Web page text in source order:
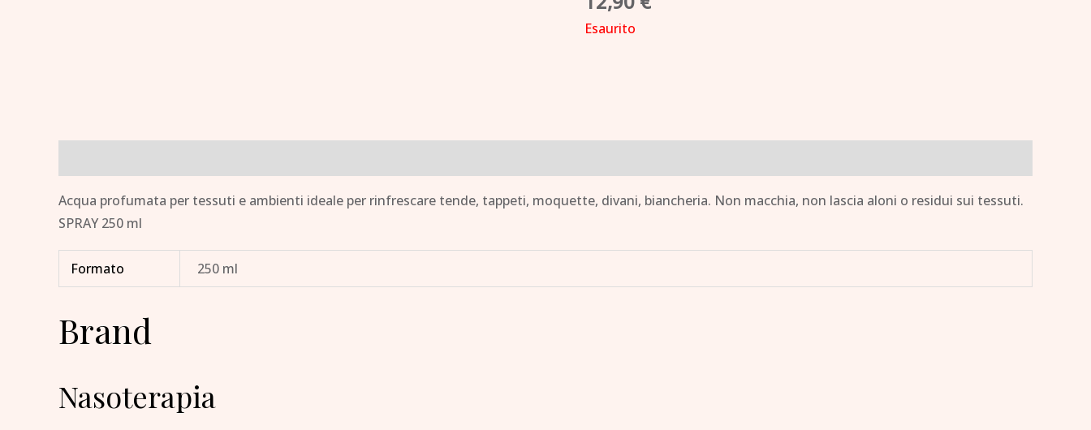
Esaurito
Acqua profumata per tessuti e ambienti ideale per rinfrescare tende, tappeti, moquette, divani, biancheria. Non macchia, non lascia aloni o residui sui tessuti.
SPRAY 250 ml
Formato 250 ml
Brand
Nasoterapia